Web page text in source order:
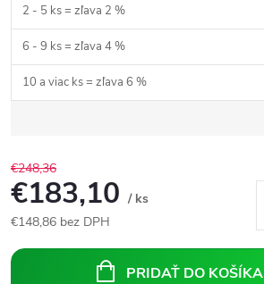
2 - 5 ks = zľava 2 %
6 - 9 ks = zľava 4 %
10 a viac ks = zľava 6 %
€248,36
€183,10 / ks
€148,86 bez DPH
cena:
PRIDAŤ DO KOŠÍKA